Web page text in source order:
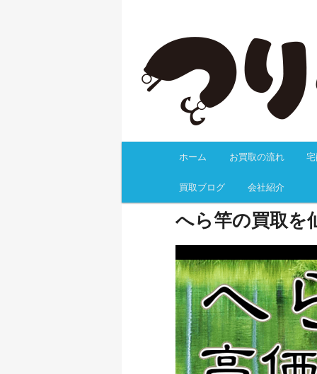
へら竿の専
へ！
万が一の返却料も無料！有人
メインコンテンツへ移
ホーム お買取の流れ
買取ブログ 会社紹介
へら竿の買取を